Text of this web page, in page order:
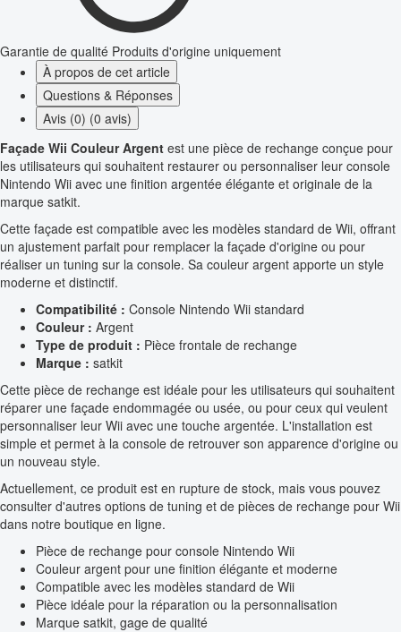
Garantie de qualité Produits d'origine uniquement
À propos de cet article
Questions & Réponses
Avis (0) (0 avis)
Façade Wii Couleur Argent est une pièce de rechange conçue pour
les utilisateurs qui souhaitent restaurer ou personnaliser leur console
Nintendo Wii avec une finition argentée élégante et originale de la
marque satkit.
Cette façade est compatible avec les modèles standard de Wii, offrant
un ajustement parfait pour remplacer la façade d'origine ou pour
réaliser un tuning sur la console. Sa couleur argent apporte un style
moderne et distinctif.
Compatibilité : Console Nintendo Wii standard
Couleur : Argent
Type de produit : Pièce frontale de rechange
Marque : satkit
Cette pièce de rechange est idéale pour les utilisateurs qui souhaitent
réparer une façade endommagée ou usée, ou pour ceux qui veulent
personnaliser leur Wii avec une touche argentée. L'installation est
simple et permet à la console de retrouver son apparence d'origine ou
un nouveau style.
Actuellement, ce produit est en rupture de stock, mais vous pouvez
consulter d'autres options de tuning et de pièces de rechange pour Wii
dans notre boutique en ligne.
Pièce de rechange pour console Nintendo Wii
Couleur argent pour une finition élégante et moderne
Compatible avec les modèles standard de Wii
Pièce idéale pour la réparation ou la personnalisation
Marque satkit, gage de qualité